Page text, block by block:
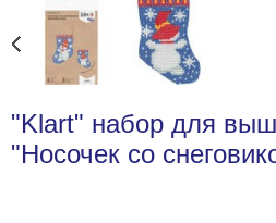
"Klart" набор для
"Носочек со